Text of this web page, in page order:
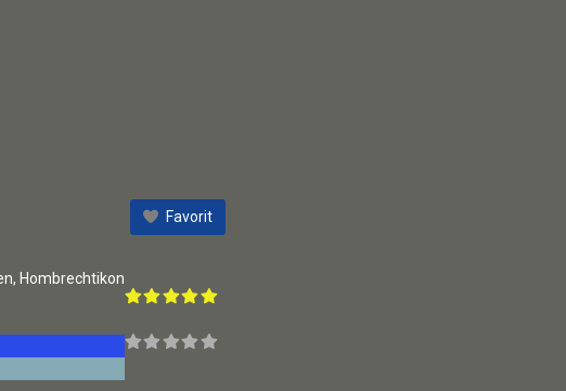
Hombrechtikon
Favorit